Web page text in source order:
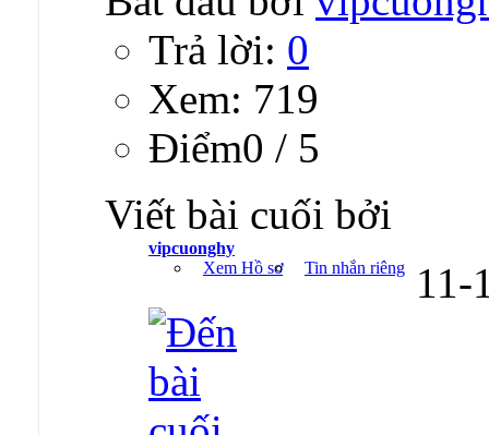
Trả lời: 0
Xem: 719
Ðiểm0 / 5
Viết bài cuối bởi
vipcuonghy
Xem Hồ sơ
Tin nhắn riêng 11-